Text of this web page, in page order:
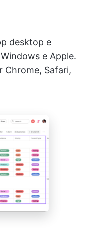
desktop e
e Apple.
Chrome, Safari,